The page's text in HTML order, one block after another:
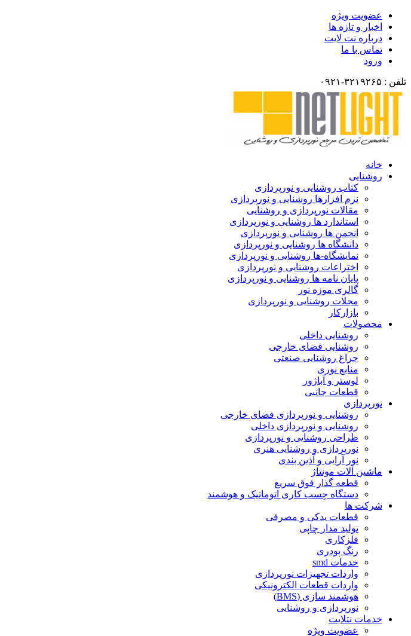
عضویت ویژه
اخبار و تازه ها
درباره نت لایت
تماس با ما
ورود
تلفن : ۳۲۱۹۲۶۵-۰۹۲۱
خانه
روشنایی
کتاب روشنایی و نورپردازی
نرم افزارها روشنایی و نورپردازی
مقالات نورپردازی و روشنایی
استاندارد ها روشنایی و نورپردازی
انجمن ها روشنایی و نورپردازی
دانشگاه ها روشنایی و نورپردازی
نمایشگاه-ها روشنایی و نورپردازی
اختراعات روشنایی و نورپردازی
پایان نامه ها روشنایی و نورپردازی
گالری موزه نور
مجلات روشنایی و نورپردازی
بازارکار
محصولات
روشنایی داخلی
روشنایی فضای خارجی
چراغ روشنایی صنعتی
منابع نوری
لوستر و آباژور
قطعات جانبی
نورپردازی
روشنایی و نورپردازی فضای خارجی
روشنایی و نورپردازی داخلی
طراحی روشنایی و نورپردازی
نورپردازی و روشنایی هنری
نور آرایی و آذین بندی
ماشین آلات مونتاژ
قطعه گذار فوق سریع
دستگاه چسب کاری اتوماتیک و هوشمند
شرکت ها
قطعات یدکی و مصرفی
تولید مدار چاپی
فلزکاری
رنگ پودری
خدمات smd
واردات تجهیزات نورپردازی
واردات قطعات الکترونیکی
هوشمند سازی (BMS)
نورپردازی و روشنایی
خدمات نتلایت
عضویت ویژه